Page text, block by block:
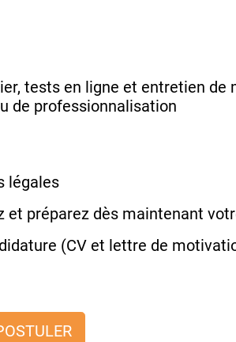
tests en ligne et entretien de
de professionnalisation
légales
et préparez dès maintenant
(CV et lettre de